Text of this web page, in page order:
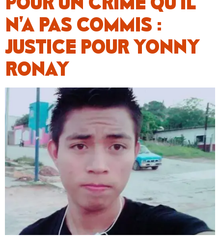
N’A PAS COMMIS :
JUSTICE POUR YONNY
RONAY